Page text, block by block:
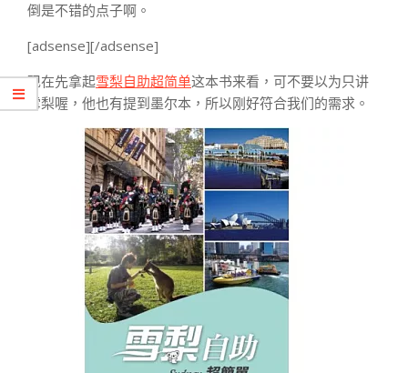
倒是不错的点子啊。
[adsense][/adsense]
现在先拿起雪梨自助超简单这本书来看，可不要以为只讲
雪梨喔，他也有提到墨尔本，所以刚好符合我们的需求。